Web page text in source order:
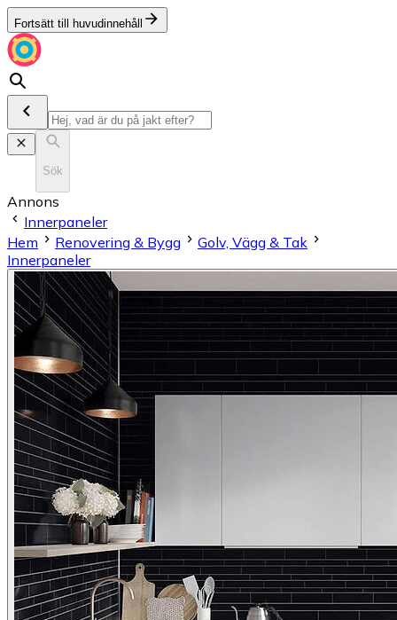
Fortsätt till huvudinnehåll
Sök
Annons
Innerpaneler
Hem
Renovering & Bygg
Golv, Vägg & Tak
Innerpaneler